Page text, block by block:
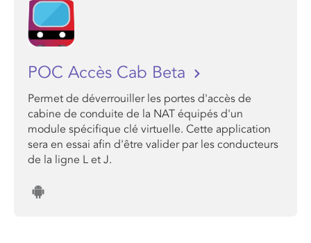
POC Accès Cab Beta
Permet de déverrouiller les portes d'accès de
cabine de conduite de la NAT équipés d'un
module spécifique clé virtuelle. Cette application
sera en essai afin d'être valider par les conducteurs
de la ligne L et J.